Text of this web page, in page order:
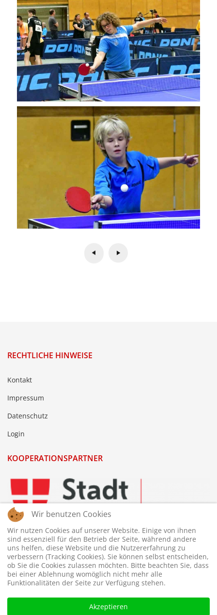
RECHTLICHE HINWEISE
Kontakt
Impressum
Datenschutz
Login
KOOPERATIONSPARTNER
Wir benutzen Cookies
Wir nutzen Cookies auf unserer Website. Einige von ihnen
sind essenziell für den Betrieb der Seite, während andere
uns helfen, diese Website und die Nutzererfahrung zu
verbessern (Tracking Cookies). Sie können selbst entscheiden,
ob Sie die Cookies zulassen möchten. Bitte beachten Sie, dass
bei einer Ablehnung womöglich nicht mehr alle
Funktionalitäten der Seite zur Verfügung stehen.
Akzeptieren